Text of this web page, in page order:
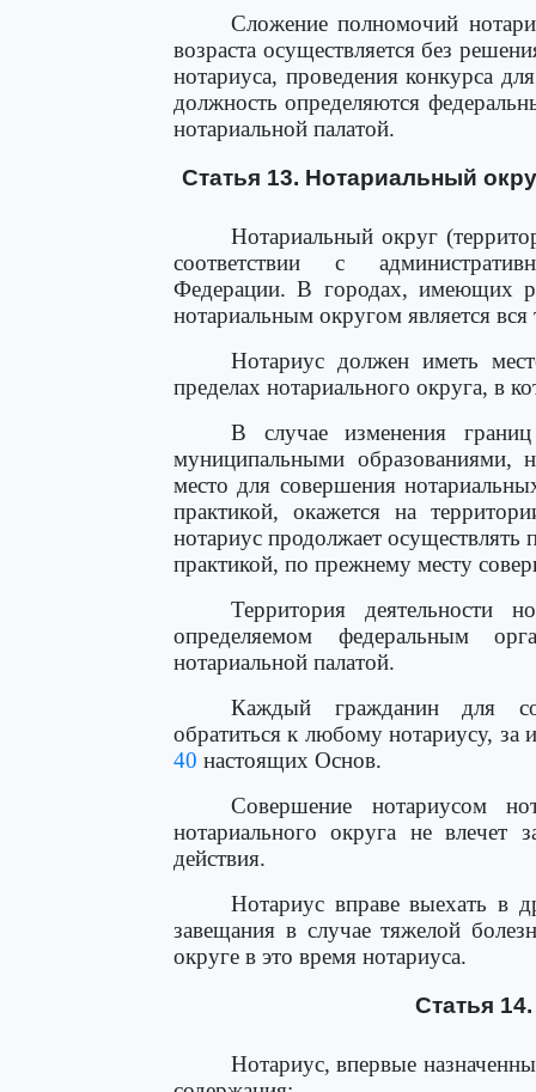
Сложение полномочий
возраста осуществляется без
нотариуса, проведения конкурса
должность определяются
нотариальной палатой.
Статья 13. Нотариальный
Нотариальный округ
соответствии с
Федерации. В городах, имеющих
нотариальным округом является
Нотариус должен иметь
пределах нотариального округа, в
В случае изменения
муниципальными образованиями,
место для совершения
практикой, окажется на
нотариус продолжает
практикой, по прежнему месту
Территория деятельности
определяемом федеральным
нотариальной палатой.
Каждый гражданин для
обратиться к любому нотариусу,
40 настоящих Основ.
Совершение нотариусом
нотариального округа не влечет
действия.
Нотариус вправе выехать в
завещания в случае тяжелой
округе в это время нотариуса.
Статья
Нотариус, впервые